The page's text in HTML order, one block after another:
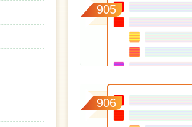
905
906